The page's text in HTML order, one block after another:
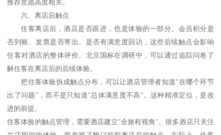
推荐意愿高度相关。
六、离店后触点
住客离店后，酒店是否跟进，也是体验的一部分。会员积分是
否到账、发票是否寄出、是否有满意度回访，这些后续触点会影响
住客对酒店的整体评价。北京国标在调研中，可以通过追踪问卷了
解住客在离店后的后续体验。
把住客体验拆成触点分布，可以让酒店管理者知道"在哪个环节
出了问题"，而不是只知道"总体满意度不高"。这种精准定位，是改
进的前提。
住客体验的触点管理，需要酒店建立"全旅程视角"。很多酒店只关注